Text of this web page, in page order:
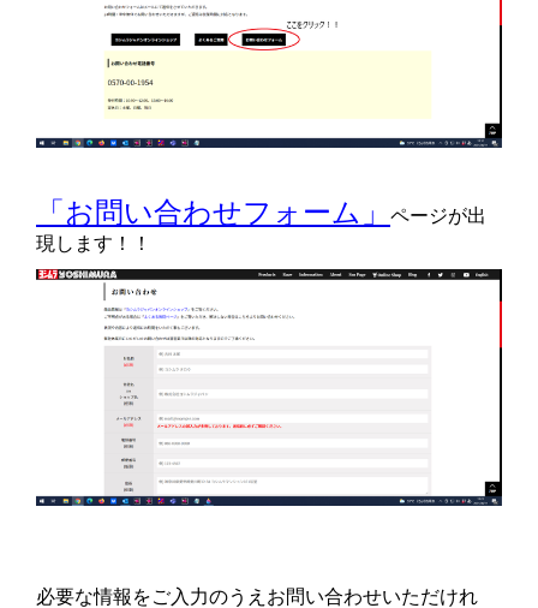
「お問い合わせフォーム」
ページが出
現します！！
必要な情報をご入力のうえお問い合わせいただけれ